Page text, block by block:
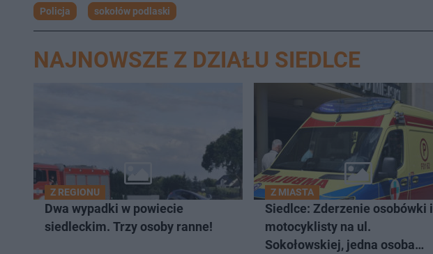
Policja sokołów podlaski
NAJNOWSZE Z DZIAŁU SIEDLCE
Z REGIONU
Dwa wypadki w powiecie
siedleckim. Trzy osoby ranne!
Z MIASTA
Siedlce: Zderzenie osobówki i
motocyklisty na ul.
Sokołowskiej, jedna osoba